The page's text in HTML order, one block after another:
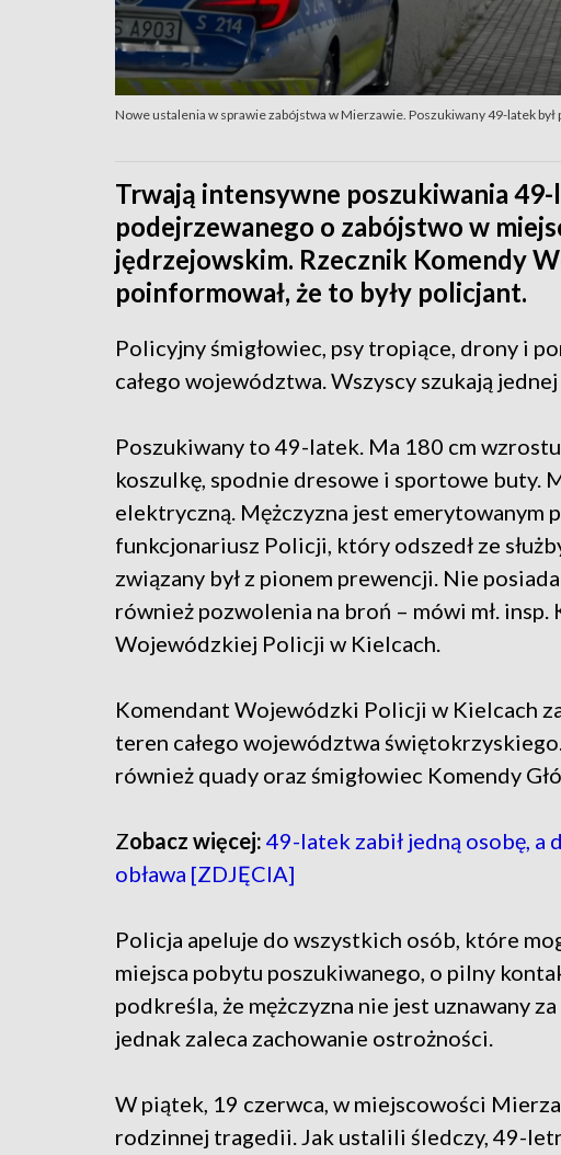
Nowe ustalenia w sprawie zabójstwa w Mierzawie. Poszukiwany 49-latek był
Trwają intensywne poszukiwania
podejrzewanego o zabójstwo w
jędrzejowskim. Rzecznik Komendy
poinformował, że to były policjant.
Policyjny śmigłowiec, psy tropiące, drony i
całego województwa. Wszyscy szukają jednej
Poszukiwany to 49-latek. Ma 180 cm
koszulkę, spodnie dresowe i sportowe buty.
elektryczną. Mężczyzna jest emerytowanym
funkcjonariusz Policji, który odszedł ze
związany był z pionem prewencji. Nie
również pozwolenia na broń – mówi mł.
Wojewódzkiej Policji w Kielcach.
Komendant Wojewódzki Policji w Kielcach
teren całego województwa
również quady oraz śmigłowiec Komendy
Zobacz więcej: 49-latek zabił jedną osobę, a
obława [ZDJĘCIA]
Policja apeluje do wszystkich osób, które
miejsca pobytu poszukiwanego, o pilny
podkreśla, że mężczyzna nie jest uznawany
jednak zaleca zachowanie ostrożności.
W piątek, 19 czerwca, w miejscowości
rodzinnej tragedii. Jak ustalili śledczy, 49-